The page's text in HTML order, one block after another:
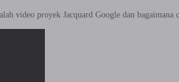
video proyek Jacquard Google dan bagaimana